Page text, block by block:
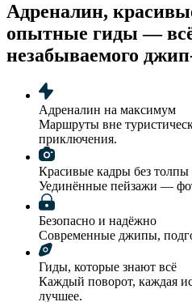
Адреналин,
опытные гиды —
незабываемого
Адреналин на максимум
Маршруты вне
приключения.
Красивые кадры без толпы
Уединённые пейзажи —
Безопасно и надёжно
Современные джипы,
Гиды, которые знают всё
Каждый поворот, каждая
лучшее.